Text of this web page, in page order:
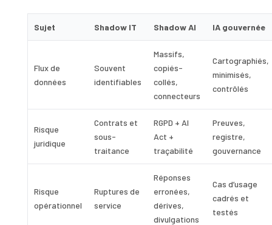
Sujet Shadow IT Shadow AI IA gouvernée
Flux de
données
Souvent
identifiables
Massifs,
copiés-
collés,
connecteurs
Cartographiés,
minimisés,
contrôlés
Risque
juridique
Contrats et
sous-
traitance
RGPD + AI
Act +
traçabilité
Preuves,
registre,
gouvernance
Risque
opérationnel
Ruptures de
service
Réponses
erronées,
dérives,
divulgations
Cas d’usage
cadrés et
testés